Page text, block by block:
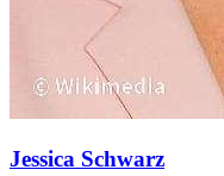
Jessica Schwarz